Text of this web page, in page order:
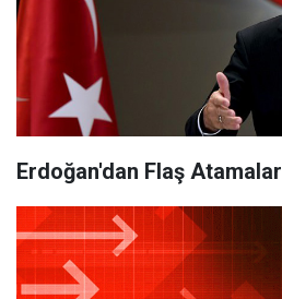
Erdoğan'dan Flaş Atamalar